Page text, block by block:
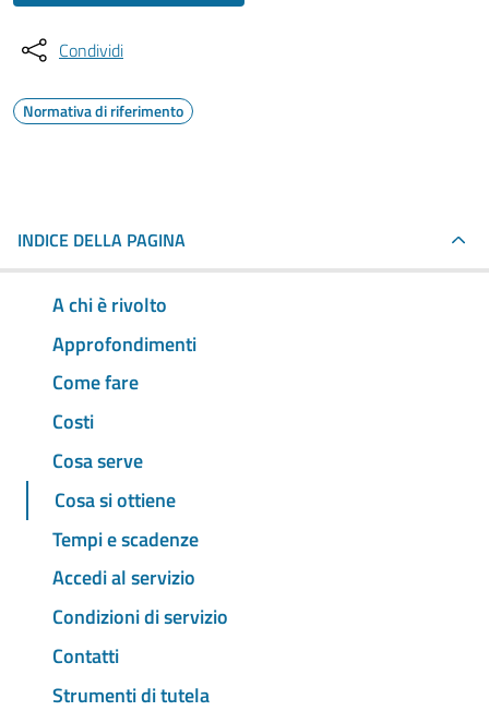
Condividi
Normativa di riferimento
INDICE DELLA PAGINA
A chi è rivolto
Approfondimenti
Come fare
Costi
Cosa serve
Cosa si ottiene
Tempi e scadenze
Accedi al servizio
Condizioni di servizio
Contatti
Strumenti di tutela